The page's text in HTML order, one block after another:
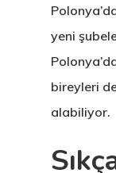
yeni
bireyleri
alabiliyor.